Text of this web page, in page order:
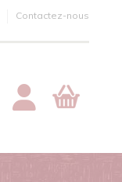
Contactez-nous